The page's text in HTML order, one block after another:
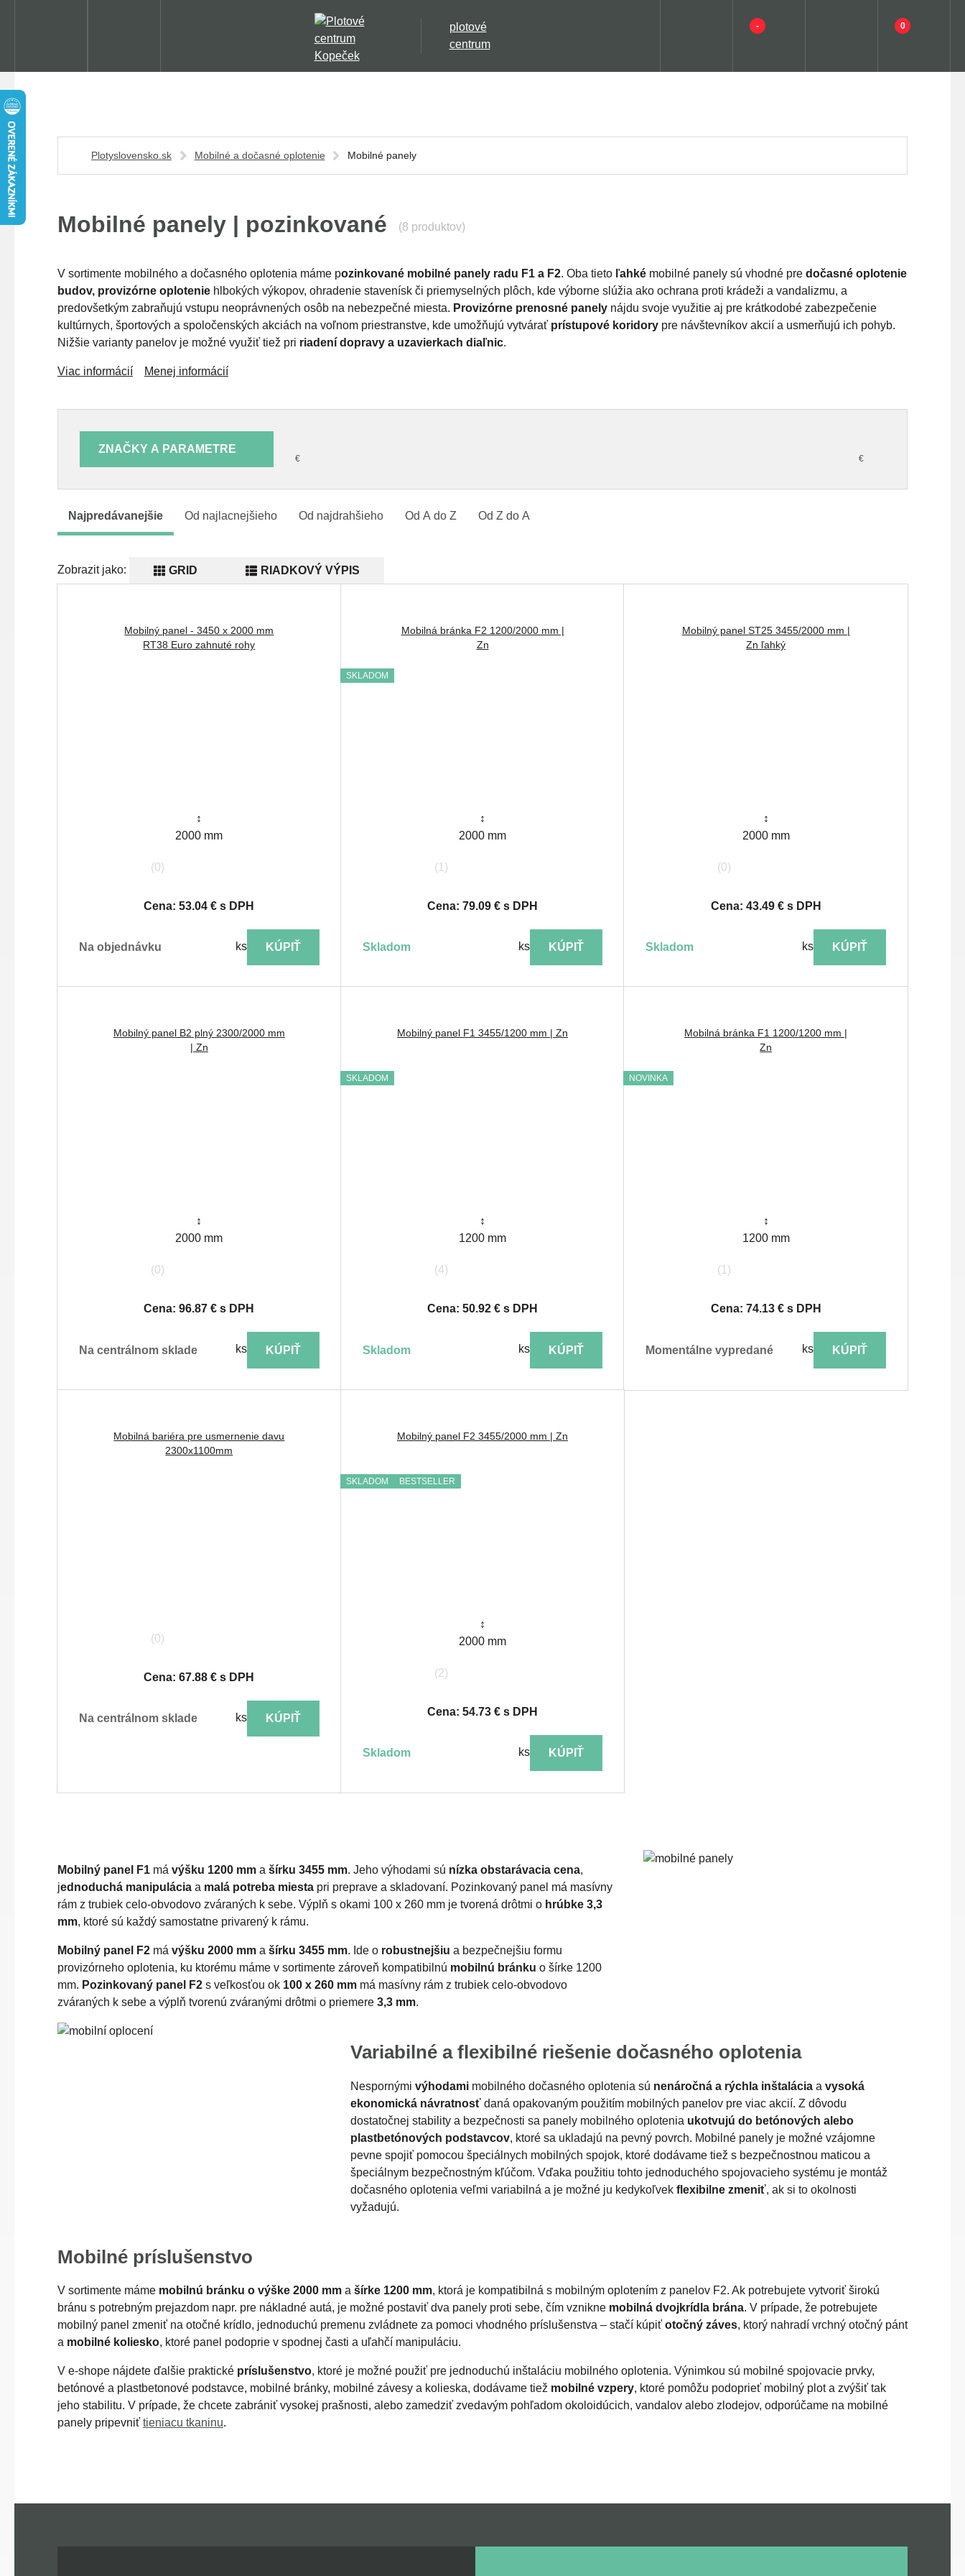
plotové
centrum
- 0
Plotyslovensko.sk Mobilné a dočasné oplotenie Mobilné panely
Mobilné panely | pozinkované (8 produktov)
V sortimente mobilného a dočasného oplotenia máme pozinkované mobilné panely radu F1 a F2. Oba tieto ľahké mobilné panely sú vhodné pre dočasné oplotenie
budov, provizórne oplotenie hlbokých výkopov, ohradenie stavenísk či priemyselných plôch, kde výborne slúžia ako ochrana proti krádeži a vandalizmu, a
predovšetkým zabraňujú vstupu neoprávnených osôb na nebezpečné miesta. Provizórne prenosné panely nájdu svoje využitie aj pre krátkodobé zabezpečenie
kultúrnych, športových a spoločenských akciách na voľnom priestranstve, kde umožňujú vytvárať prístupové koridory pre návštevníkov akcií a usmerňujú ich pohyb.
Nižšie varianty panelov je možné využiť tiež pri riadení dopravy a uzavierkach diaľnic.
Viac informácií Menej informácií
ZNAČKY A PARAMETRE
€ €
Najpredávanejšie Od najlacnejšieho Od najdrahšieho Od A do Z Od Z do A
Zobrazit jako: GRID RIADKOVÝ VÝPIS
Mobilný panel - 3450 x 2000 mm
RT38 Euro zahnuté rohy
↕
2000 mm
(0)
Cena: 53.04 € s DPH
na objednávku ks KÚPIŤ
Mobilná bránka F2 1200/2000 mm |
Zn
SKLADOM
↕
2000 mm
(1)
Cena: 79.09 € s DPH
skladom ks KÚPIŤ
Mobilný panel ST25 3455/2000 mm |
Zn ľahký
↕
2000 mm
(0)
Cena: 43.49 € s DPH
skladom ks KÚPIŤ
Mobilný panel B2 plný 2300/2000 mm
| Zn
↕
2000 mm
(0)
Cena: 96.87 € s DPH
na centrálnom sklade ks KÚPIŤ
Mobilný panel F1 3455/1200 mm | Zn
SKLADOM
↕
1200 mm
(4)
Cena: 50.92 € s DPH
skladom ks KÚPIŤ
Mobilná bránka F1 1200/1200 mm |
Zn
NOVINKA
↕
1200 mm
(1)
Cena: 74.13 € s DPH
momentálne vypredané ks KÚPIŤ
Mobilná bariéra pre usmernenie davu
2300x1100mm
(0)
Cena: 67.88 € s DPH
na centrálnom sklade ks KÚPIŤ
Mobilný panel F2 3455/2000 mm | Zn
SKLADOM BESTSELLER
↕
2000 mm
(2)
Cena: 54.73 € s DPH
skladom ks KÚPIŤ
Mobilný panel F1 má výšku 1200 mm a šírku 3455 mm. Jeho výhodami sú nízka obstarávacia cena,
jednoduchá manipulácia a malá potreba miesta pri preprave a skladovaní. Pozinkovaný panel má masívny
rám z trubiek celo-obvodovo zváraných k sebe. Výplň s okami 100 x 260 mm je tvorená drôtmi o hrúbke 3,3
mm, ktoré sú každý samostatne privarený k rámu.
Mobilný panel F2 má výšku 2000 mm a šírku 3455 mm. Ide o robustnejšiu a bezpečnejšiu formu
provizórneho oplotenia, ku ktorému máme v sortimente zároveň kompatibilnú mobilnú bránku o šírke 1200
mm. Pozinkovaný panel F2 s veľkosťou ok 100 x 260 mm má masívny rám z trubiek celo-obvodovo
zváraných k sebe a výplň tvorenú zváranými drôtmi o priemere 3,3 mm.
Variabilné a flexibilné riešenie dočasného oplotenia
Nespornými výhodami mobilného dočasného oplotenia sú nenáročná a rýchla inštalácia a vysoká
ekonomická návratnosť daná opakovaným použitím mobilných panelov pre viac akcií. Z dôvodu
dostatočnej stability a bezpečnosti sa panely mobilného oplotenia ukotvujú do betónových alebo
plastbetónových podstavcov, ktoré sa ukladajú na pevný povrch. Mobilné panely je možné vzájomne
pevne spojiť pomocou špeciálnych mobilných spojok, ktoré dodávame tiež s bezpečnostnou maticou a
špeciálnym bezpečnostným kľúčom. Vďaka použitiu tohto jednoduchého spojovacieho systému je montáž
dočasného oplotenia veľmi variabilná a je možné ju kedykoľvek flexibilne zmeniť, ak si to okolnosti
vyžadujú.
Mobilné príslušenstvo
V sortimente máme mobilnú bránku o výške 2000 mm a šírke 1200 mm, ktorá je kompatibilná s mobilným oplotením z panelov F2. Ak potrebujete vytvoriť širokú
bránu s potrebným prejazdom napr. pre nákladné autá, je možné postaviť dva panely proti sebe, čím vznikne mobilná dvojkrídla brána. V prípade, že potrebujete
mobilný panel zmeniť na otočné krídlo, jednoduchú premenu zvládnete za pomoci vhodného príslušenstva – stačí kúpiť otočný záves, ktorý nahradí vrchný otočný pánt
a mobilné koliesko, ktoré panel podoprie v spodnej časti a uľahčí manipuláciu.
V e-shope nájdete ďalšie praktické príslušenstvo, ktoré je možné použiť pre jednoduchú inštaláciu mobilného oplotenia. Výnimkou sú mobilné spojovacie prvky,
betónové a plastbetonové podstavce, mobilné bránky, mobilné závesy a kolieska, dodávame tiež mobilné vzpery, ktoré pomôžu podoprieť mobilný plot a zvýšiť tak
jeho stabilitu. V prípade, že chcete zabrániť vysokej prašnosti, alebo zamedziť zvedavým pohľadom okoloidúcich, vandalov alebo zlodejov, odporúčame na mobilné
panely pripevniť tieniacu tkaninu.